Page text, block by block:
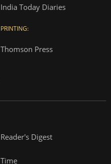
India Today Diaries
PRINTING:
Thomson Press
Reader's Digest
Time